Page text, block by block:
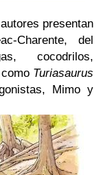
presentan
Charente, del
cocodrilos,
Turiasaurus
Mimo y